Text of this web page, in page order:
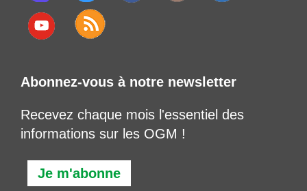
Abonnez-vous à notre newsletter
Recevez chaque mois l'essentiel des
informations sur les OGM !
Je m'abonne